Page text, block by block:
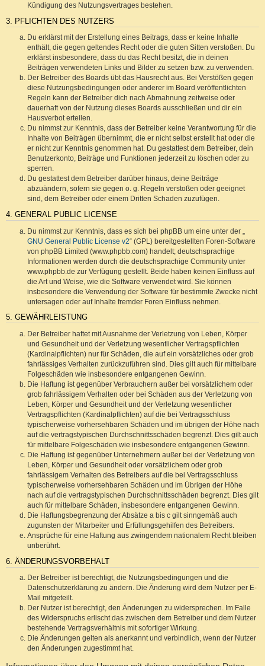
Kündigung des Nutzungsvertrages bestehen.
3. PFLICHTEN DES NUTZERS
Du erklärst mit der Erstellung eines Beitrags, dass er keine Inhalte
enthält, die gegen geltendes Recht oder die guten Sitten verstoßen. Du
erklärst insbesondere, dass du das Recht besitzt, die in deinen
Beiträgen verwendeten Links und Bilder zu setzen bzw. zu verwenden.
Der Betreiber des Boards übt das Hausrecht aus. Bei Verstößen gegen
diese Nutzungsbedingungen oder anderer im Board veröffentlichten
Regeln kann der Betreiber dich nach Abmahnung zeitweise oder
dauerhaft von der Nutzung dieses Boards ausschließen und dir ein
Hausverbot erteilen.
Du nimmst zur Kenntnis, dass der Betreiber keine Verantwortung für die
Inhalte von Beiträgen übernimmt, die er nicht selbst erstellt hat oder die
er nicht zur Kenntnis genommen hat. Du gestattest dem Betreiber, dein
Benutzerkonto, Beiträge und Funktionen jederzeit zu löschen oder zu
sperren.
Du gestattest dem Betreiber darüber hinaus, deine Beiträge
abzuändern, sofern sie gegen o. g. Regeln verstoßen oder geeignet
sind, dem Betreiber oder einem Dritten Schaden zuzufügen.
4. GENERAL PUBLIC LICENSE
Du nimmst zur Kenntnis, dass es sich bei phpBB um eine unter der „
GNU General Public License v2“ (GPL) bereitgestellten Foren-Software
von phpBB Limited (www.phpbb.com) handelt; deutschsprachige
Informationen werden durch die deutschsprachige Community unter
www.phpbb.de zur Verfügung gestellt. Beide haben keinen Einfluss auf
die Art und Weise, wie die Software verwendet wird. Sie können
insbesondere die Verwendung der Software für bestimmte Zwecke nicht
untersagen oder auf Inhalte fremder Foren Einfluss nehmen.
5. GEWÄHRLEISTUNG
Der Betreiber haftet mit Ausnahme der Verletzung von Leben, Körper
und Gesundheit und der Verletzung wesentlicher Vertragspflichten
(Kardinalpflichten) nur für Schäden, die auf ein vorsätzliches oder grob
fahrlässiges Verhalten zurückzuführen sind. Dies gilt auch für mittelbare
Folgeschäden wie insbesondere entgangenen Gewinn.
Die Haftung ist gegenüber Verbrauchern außer bei vorsätzlichem oder
grob fahrlässigem Verhalten oder bei Schäden aus der Verletzung von
Leben, Körper und Gesundheit und der Verletzung wesentlicher
Vertragspflichten (Kardinalpflichten) auf die bei Vertragsschluss
typischerweise vorhersehbaren Schäden und im übrigen der Höhe nach
auf die vertragstypischen Durchschnittsschäden begrenzt. Dies gilt auch
für mittelbare Folgeschäden wie insbesondere entgangenen Gewinn.
Die Haftung ist gegenüber Unternehmern außer bei der Verletzung von
Leben, Körper und Gesundheit oder vorsätzlichem oder grob
fahrlässigem Verhalten des Betreibers auf die bei Vertragsschluss
typischerweise vorhersehbaren Schäden und im Übrigen der Höhe
nach auf die vertragstypischen Durchschnittsschäden begrenzt. Dies gilt
auch für mittelbare Schäden, insbesondere entgangenen Gewinn.
Die Haftungsbegrenzung der Absätze a bis c gilt sinngemäß auch
zugunsten der Mitarbeiter und Erfüllungsgehilfen des Betreibers.
Ansprüche für eine Haftung aus zwingendem nationalem Recht bleiben
unberührt.
6. ÄNDERUNGSVORBEHALT
Der Betreiber ist berechtigt, die Nutzungsbedingungen und die
Datenschutzerklärung zu ändern. Die Änderung wird dem Nutzer per E-
Mail mitgeteilt.
Der Nutzer ist berechtigt, den Änderungen zu widersprechen. Im Falle
des Widerspruchs erlischt das zwischen dem Betreiber und dem Nutzer
bestehende Vertragsverhältnis mit sofortiger Wirkung.
Die Änderungen gelten als anerkannt und verbindlich, wenn der Nutzer
den Änderungen zugestimmt hat.